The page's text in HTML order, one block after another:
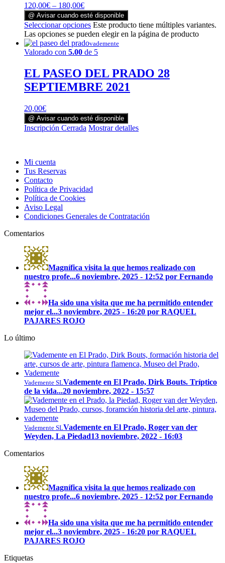
120,00€ – 180,00€
@ Avisar cuando esté disponible
Seleccionar opciones Este producto tiene múltiples variantes.
Las opciones se pueden elegir en la página de producto
vademente
Valorado con 5.00 de 5
EL PASEO DEL PRADO 28
SEPTIEMBRE 2021
20,00€
@ Avisar cuando esté disponible
Inscripción Cerrada Mostrar detalles
Mi cuenta
Tus Reservas
Contacto
Política de Privacidad
Política de Cookies
Aviso Legal
Condiciones Generales de Contratación
Comentarios
Magnífica visita la que hemos realizado con
nuestro profe...6 noviembre, 2025 - 12:52 por Fernando
Ha sido una visita que me ha permitido entender
mejor el...3 noviembre, 2025 - 16:20 por RAQUEL
PAJARES ROJO
Lo último
Vademente SLVademente en El Prado, Dirk Bouts. Tríptico
de la vida...20 noviembre, 2022 - 15:57
Vademente SLVademente en El Prado, Roger van der
Weyden, La Piedad13 noviembre, 2022 - 16:03
Comentarios
Magnífica visita la que hemos realizado con
nuestro profe...6 noviembre, 2025 - 12:52 por Fernando
Ha sido una visita que me ha permitido entender
mejor el...3 noviembre, 2025 - 16:20 por RAQUEL
PAJARES ROJO
Etiquetas